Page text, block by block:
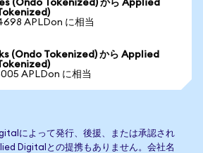
(Ondo Tokenized) から Applied
APLDon に相当
(Ondo Tokenized) から Applied
APLDon に相当
によって発行、後援、または承認され
Digitalとの提携もありません。会社名